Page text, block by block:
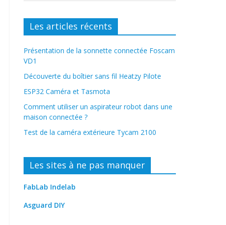
Les articles récents
Présentation de la sonnette connectée Foscam
VD1
Découverte du boîtier sans fil Heatzy Pilote
ESP32 Caméra et Tasmota
Comment utiliser un aspirateur robot dans une
maison connectée ?
Test de la caméra extérieure Tycam 2100
Les sites à ne pas manquer
FabLab Indelab
Asguard DIY